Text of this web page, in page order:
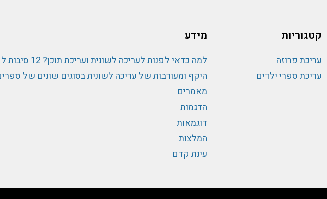
קטגוריות
עריכת פרוזה
עריכת ספרי ילדים
מידע
למה כדאי לפנות לעריכה לשונית ועריכת תוכן? 12 סיבות לפחות
היקף ומעורבות של עריכה לשונית בסוגים שונים של
מאמרים
הדגמות
דוגמאות
המלצות
עינת קדם